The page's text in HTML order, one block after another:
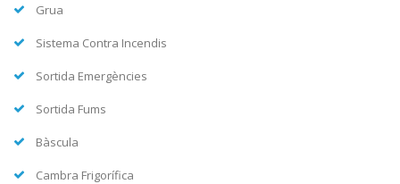
Grua
Sistema Contra Incendis
Sortida Emergències
Sortida Fums
Bàscula
Cambra Frigorífica